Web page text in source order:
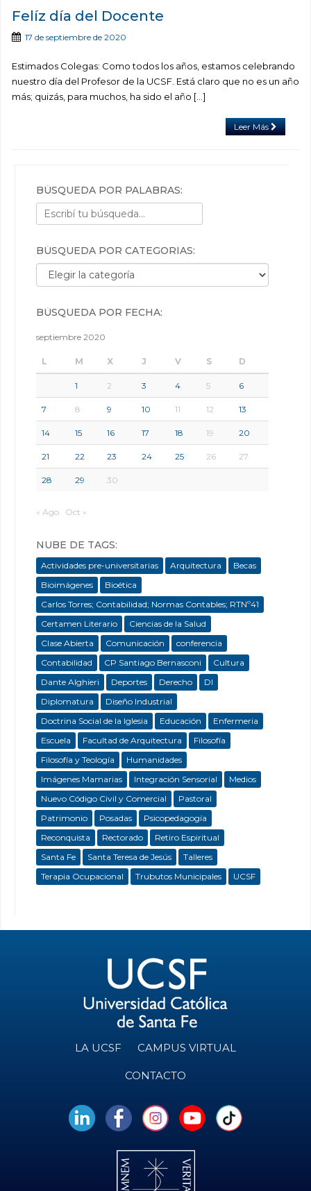
Felíz día del Docente
17 de septiembre de 2020
Estimados Colegas: Como todos los años, estamos celebrando
nuestro día del Profesor de la UCSF. Está claro que no es un año
más; quizás, para muchos, ha sido el año […]
Leer Más
BÚSQUEDA POR PALABRAS:
BÚSQUEDA POR CATEGORÍAS:
Búsqueda por categorías:
BÚSQUEDA POR FECHA:
septiembre 2020
L M X J V S D
1 2 3 4 5 6
7 8 9 10 11 12 13
14 15 16 17 18 19 20
21 22 23 24 25 26 27
28 29 30
« Ago Oct »
NUBE DE TAGS:
Actividades pre-universitarias Arquitectura
Becas
Bioimágenes
Bioética
Carlos Torres; Contabilidad; Normas Contables; RTNº41
Certamen Literario
Ciencias de la Salud
Clase Abierta
Comunicación
conferencia
Contabilidad
CP Santiago Bernasconi
Cultura
Dante Alghieri
Deportes Derecho
DI
Diplomatura
Diseño Industrial
Doctrina Social de la Iglesia
Educación
Enfermeria
Escuela
Facultad de Arquitectura
Filosofía
Filosofía y Teología
Humanidades
Imágenes Mamarias
Integración Sensorial
Medios
Nuevo Código Civil y Comercial
Pastoral
Patrimonio
Posadas
Psicopedagogía
Reconquista
Rectorado
Retiro Espiritual
Santa Fe
Santa Teresa de Jesús
Talleres
Terapia Ocupacional
Trubutos Municipales UCSF
LA UCSF CAMPUS VIRTUAL
CONTACTO